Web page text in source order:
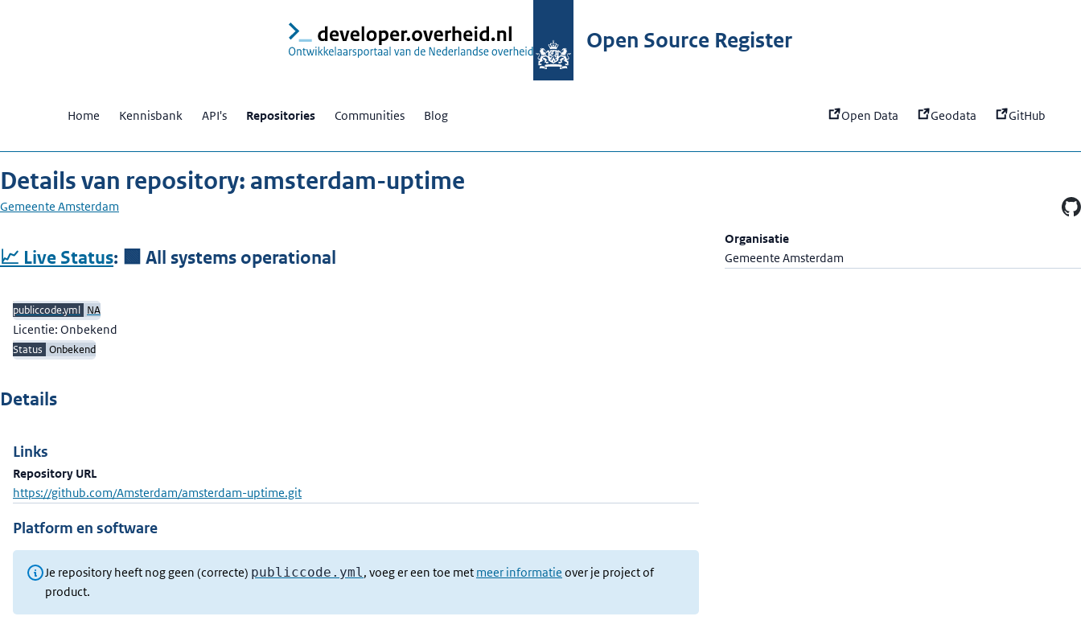
Open Source Register:
Home Kennisbank API's Repositories Communities Blog Open Data Geodata GitHub
Details van repository: amsterdam-uptime
Gemeente Amsterdam
Beschrijving
📈 Live Status: 🟩 All systems operational
Organisatie
Gemeente Amsterdam
publiccode.yml NA
Licentie: Onbekend
Status Onbekend
Details
Links
Repository URL
https://github.com/Amsterdam/amsterdam-uptime.git
Platform en software
Je repository heeft nog geen (correcte) publiccode.yml, voeg er een toe met meer informatie over je project of
product.